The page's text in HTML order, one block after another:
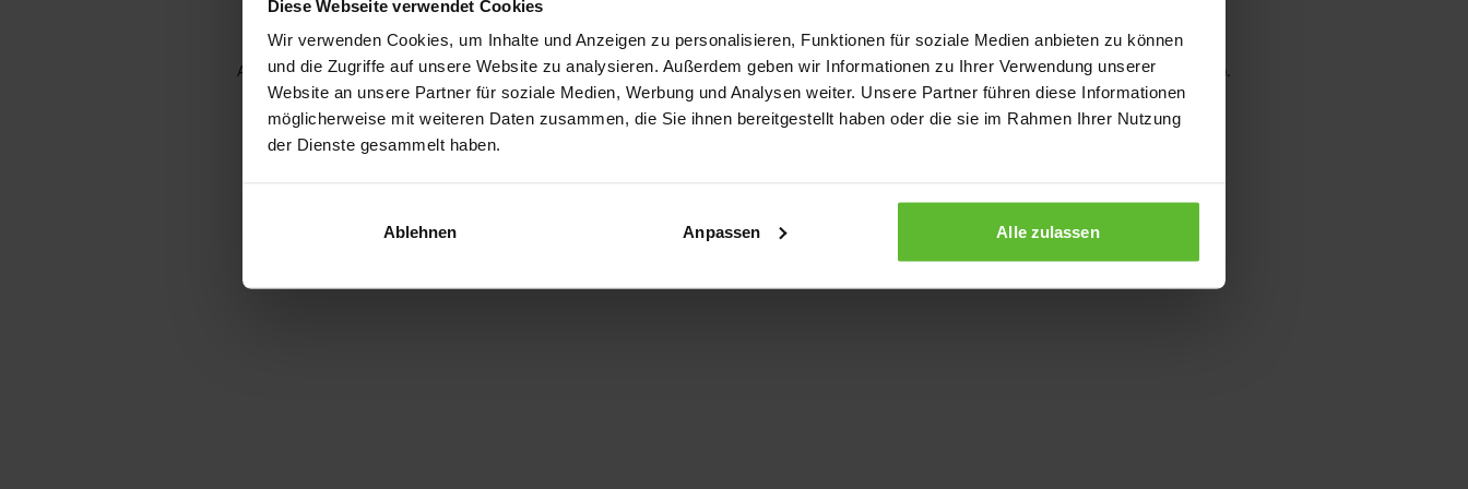
Diese Webseite verwendet Cookies
Wir verwenden Cookies, um Inhalte und Anzeigen zu personalisieren, Funktionen für soziale Medien anbieten zu können
und die Zugriffe auf unsere Website zu analysieren. Außerdem geben wir Informationen zu Ihrer Verwendung unserer
Website an unsere Partner für soziale Medien, Werbung und Analysen weiter. Unsere Partner führen diese Informationen
möglicherweise mit weiteren Daten zusammen, die Sie ihnen bereitgestellt haben oder die sie im Rahmen Ihrer Nutzung
der Dienste gesammelt haben.
Ablehnen Anpassen Alle zulassen
Application error: a client-side exception has occurred while loading www.kurzwego.de (see the browser console for more information).